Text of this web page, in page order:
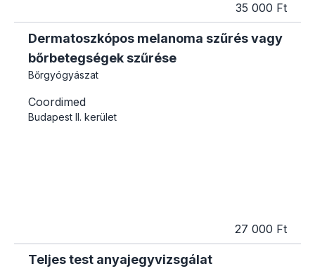
35 000 Ft
Dermatoszkópos melanoma szűrés vagy
bőrbetegségek szűrése
Bőrgyógyászat
Coordimed
Budapest II. kerület
27 000 Ft
Teljes test anyajegyvizsgálat